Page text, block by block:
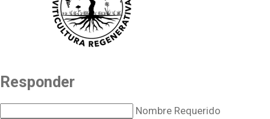
Responder
Nombre Requerido